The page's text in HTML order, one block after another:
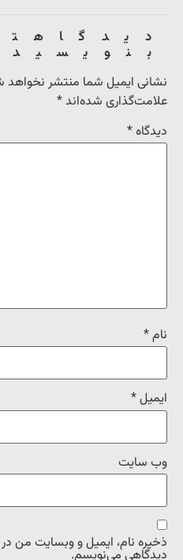
بنویسید
نشانی ایمیل شما منتشر نخواهد
علامت‌گذاری شده‌اند*
دیدگاه*
نام*
ایمیل*
وب‌ سایت
ذخیره نام، ایمیل و وبسایت من در
دیدگاهی می‌نویسم.